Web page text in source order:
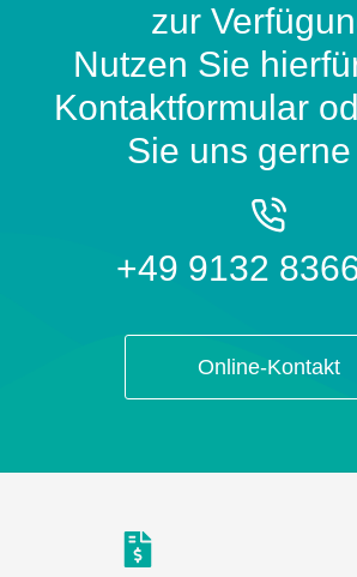
zur
Nutzen Sie
Kontaktformular
Sie uns
+49 9132
Online-Kontakt